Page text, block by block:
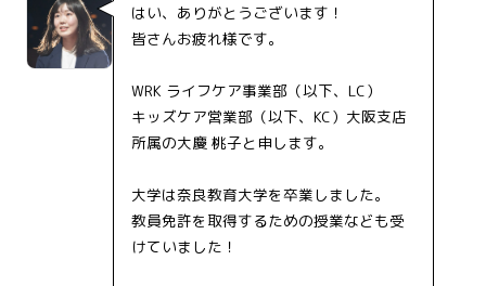
はい、ありがとうございます！
皆さんお疲れ様です。
WRK ライフケア事業部（以下、LC）
キッズケア営業部（以下、KC）大阪支店
所属の大慶 桃子と申します。
大学は奈良教育大学を卒業しました。
教員免許を取得するための授業なども受
けていました！